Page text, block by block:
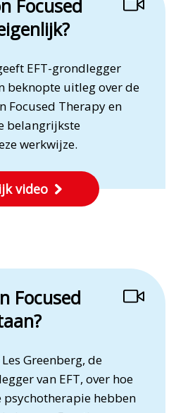
Focused
EFT-grondlegger
beknopte uitleg over de
Focused Therapy en
belangrijkste
werkwijze.
video
Focused
Greenberg, de
van EFT, over hoe
hebben